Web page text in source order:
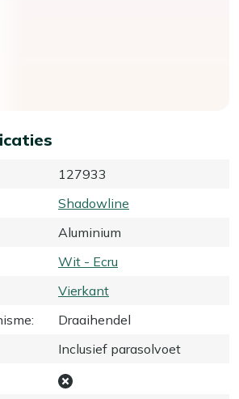
127933
Shadowline
Aluminium
Wit - Ecru
Vierkant
:
Draaihendel
Inclusief parasolvoet